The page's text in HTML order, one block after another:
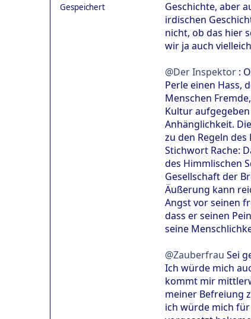
Gespeichert
Geschichte, aber
irdischen
nicht, ob das hier
wir ja auch
@Der Inspektor :
Perle einen Hass,
Menschen
Kultur
Anhänglichkeit.
zu den Regeln
Stichwort Rache:
des Himmlischen
Gesellschaft der
Äußerung kann
Angst vor seinen
dass er seinen
seine
@Zauberfrau Sei
Ich würde mich
kommt mir
meiner Befreiung
ich würde mich